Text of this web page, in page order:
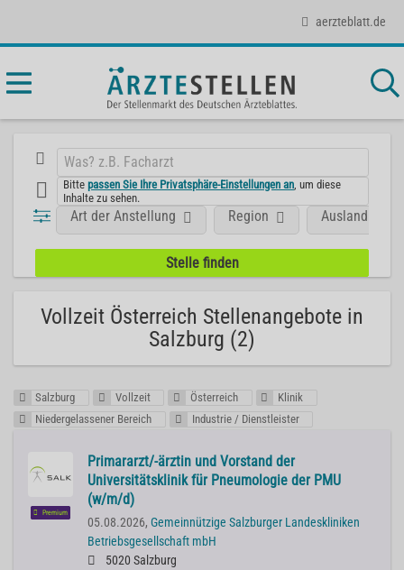
aerzteblatt.de
Bittepassen Sie Ihre Privatsphäre-Einstellungen an , um diese
Inhalte zu sehen.
Art der Anstellung Region Ausland
Vollzeit Österreich Stellenangebote in
Salzburg (2)
Salzburg Vollzeit Österreich
Klinik
Niedergelassener Bereich
Industrie / Dienstleister
Premium
Primararzt/-ärztin und Vorstand der
Universitätsklinik für Pneumologie der PMU
(w/m/d)
05.08.2026, Gemeinnützige Salzburger Landeskliniken
Betriebsgesellschaft mbH
5020 Salzburg